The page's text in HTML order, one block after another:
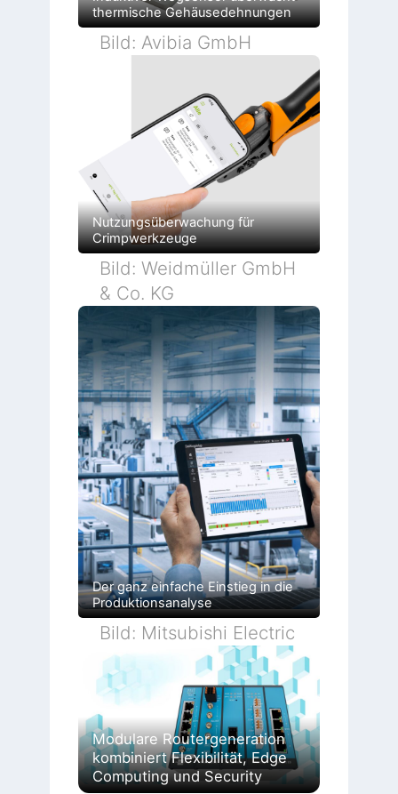
o
n
F
a
b
r
i
thermische Gehäusedehnungen
Bild: Avibia GmbH
Nutzungsüberwachung für
Crimpwerkzeuge
Bild: Weidmüller GmbH
& Co. KG
Der ganz einfache Einstieg in die
Produktionsanalyse
Bild: Mitsubishi Electric
Modulare Routergeneration
kombiniert Flexibilität, Edge
Computing und Security